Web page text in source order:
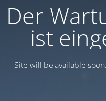
Der
ist
Site will be available